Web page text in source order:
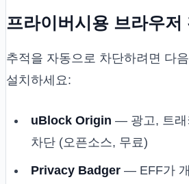
프라이버시용 브라우저
추적을 자동으로 차단하려면 다
설치하세요:
uBlock Origin — 광고, 트래
차단 (오픈소스, 무료)
Privacy Badger — EFF가